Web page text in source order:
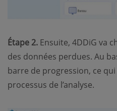
Étape 2. Ensuite, 4DDiG va
des données perdues. Au
barre de progression, ce
processus de l’analyse.